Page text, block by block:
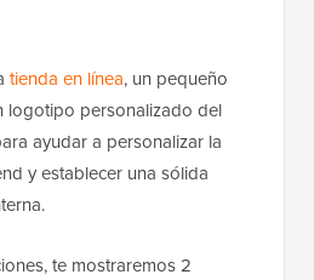
tienda en línea, un pequeño
logotipo personalizado del
ayudar a personalizar la
y establecer una sólida
te mostraremos 2